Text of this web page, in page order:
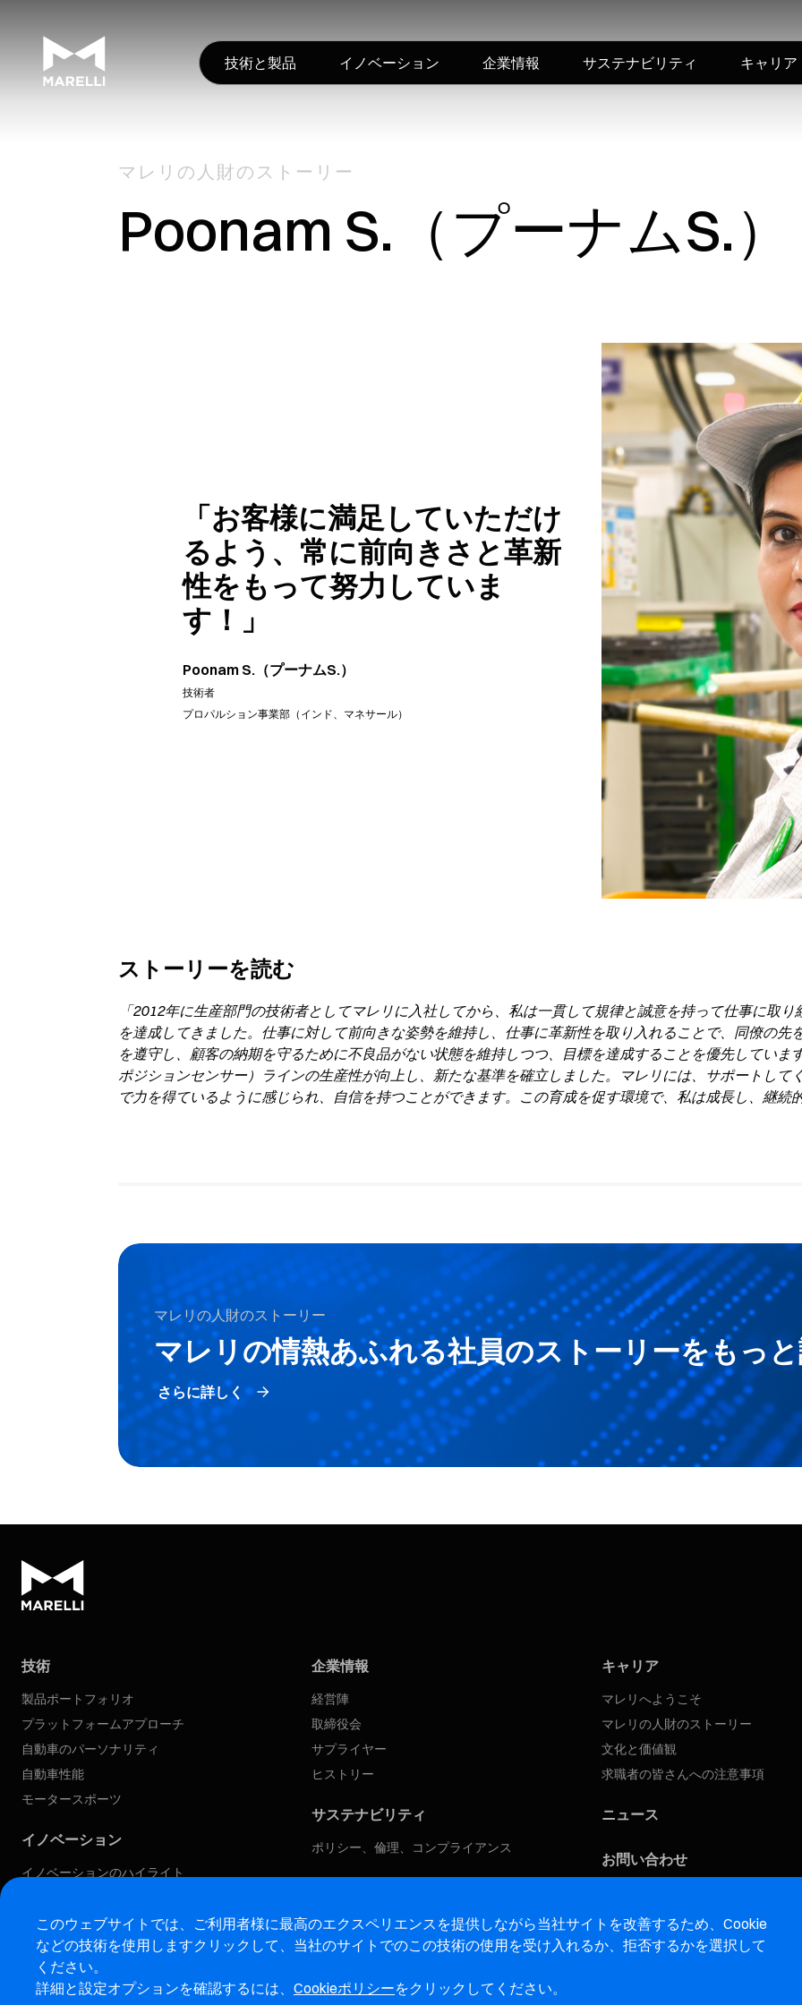
技術と製品 イノベーション 企業情報 サステナビリティ キャリア
マレリの人財のストーリー
Poonam S.（プーナムS.）
「お客様に満足していただけ
るよう、常に前向きさと革新
性をもって努力していま
す！」
Poonam S.（プーナムS.）
技術者
プロパルション事業部（インド、マネサール）
ストーリーを読む
「2012年に生産部門の技術者としてマレリに入社してから、私は一貫して規律と誠意を持って仕事に取
を達成してきました。仕事に対して前向きな姿勢を維持し、仕事に革新性を取り入れることで、同僚の先
を遵守し、顧客の納期を守るために不良品がない状態を維持しつつ、目標を達成することを優先してい
ポジションセンサー）ラインの生産性が向上し、新たな基準を確立しました。マレリには、サポートして
で力を得ているように感じられ、自信を持つことができます。この育成を促す環境で、私は成長し、継続
マレリの人財のストーリー
マレリの情熱あふれる社員のストーリーをもっ
さらに詳しく
技術
製品ポートフォリオ
プラットフォームアプローチ
自動車のパーソナリティ
自動車性能
モータースポーツ
イノベーション
イノベーションのハイライト
ソフトウェア定義型自動車
没入型体験
企業情報
経営陣
取締役会
サプライヤー
ヒストリー
サステナビリティ
ポリシー、倫理、コンプライアンス
キャリア
マレリへようこそ
マレリの人財のストーリー
文化と価値観
求職者の皆さんへの注意事項
ニュース
お問い合わせ
© マレリホールディングス株式会社
このウェブサイトでは、ご利用者様に最高のエクスペリエンスを提供しながら当社サイトを改善するため、Cookie
などの技術を使用しますクリックして、当社のサイトでのこの技術の使用を受け入れるか、拒否するかを選択して
ください。
詳細と設定オプションを確認するには、 Cookieポリシーをクリックしてください。